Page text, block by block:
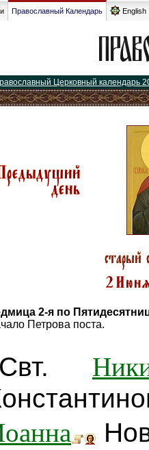
Православный Календарь English
Церковный календарь
2-я по
Петрова поста.
Свт.